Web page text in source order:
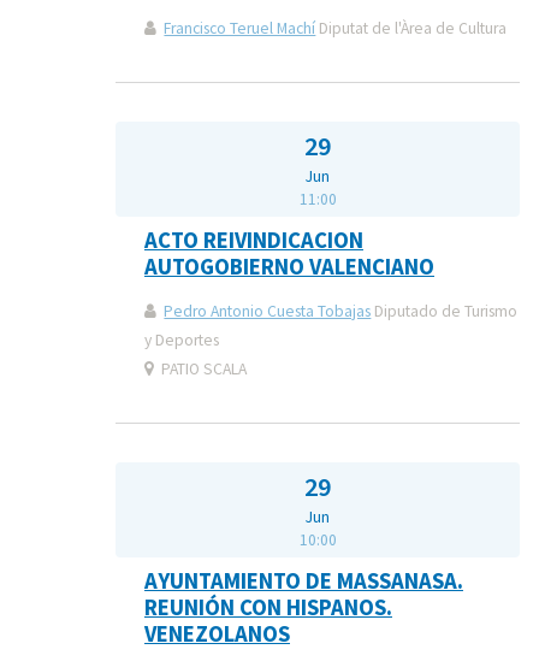
Francisco Teruel Machí Diputat de l'Àrea de Cultura
29
Jun
11:00
ACTO REIVINDICACION
AUTOGOBIERNO VALENCIANO
Pedro Antonio Cuesta Tobajas Diputado de Turismo
y Deportes
PATIO SCALA
29
Jun
10:00
AYUNTAMIENTO DE MASSANASA.
REUNIÓN CON HISPANOS.
VENEZOLANOS